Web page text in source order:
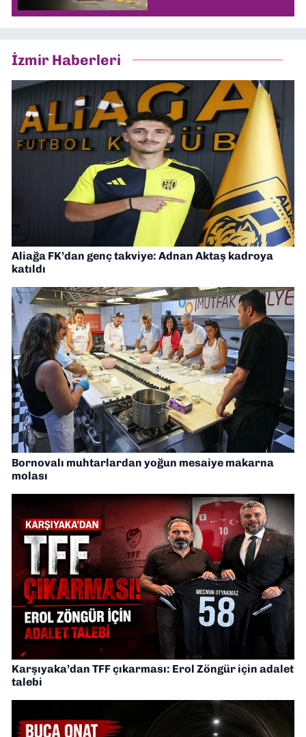
İzmir Haberleri
Aliağa FK’dan genç takviye: Adnan Aktaş kadroya
katıldı
Bornovalı muhtarlardan yoğun mesaiye makarna
molası
Karşıyaka’dan TFF çıkarması: Erol Zöngür için adalet
talebi